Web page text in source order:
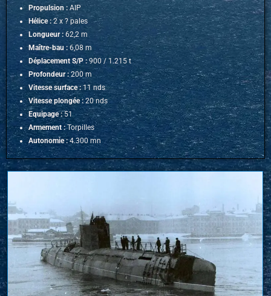
Propulsion : AIP
Hélice :2 x ? pales
Longueur : 62,2 m
Maître-bau : 6,08 m
Déplacement S/P :900 / 1.215 t
Profondeur :200 m
Vitesse surface : 11 nds
Vitesse plongée :20 nds
Equipage :51
Armement :Torpilles
Autonomie :4.300 mn